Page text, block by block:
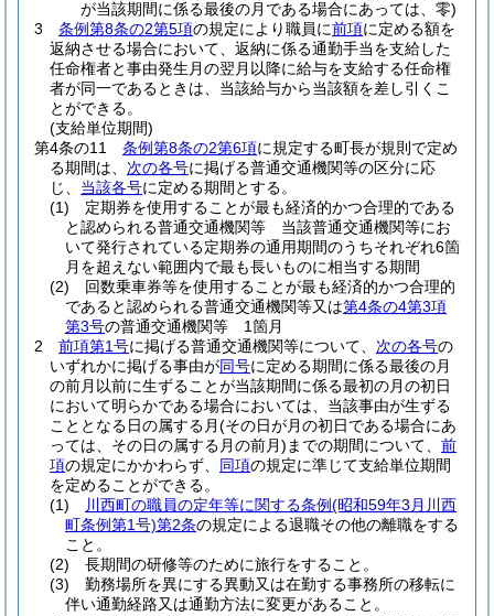
が当該期間に係る最後の月である場合にあっては、零)
3
条例第8条の2第5項の規定により職員に前項に定める額を
返納させる場合において、返納に係る通勤手当を支給した
任命権者と事由発生月の翌月以降に給与を支給する任命権
者が同一であるときは、当該給与から当該額を差し引くこ
とができる。
(支給単位期間)
第4条の11
条例第8条の2第6項に規定する町長が規則で定め
る期間は、 次の各号に掲げる普通交通機関等の区分に応
じ、 当該各号に定める期間とする。
(1)
定期券を使用することが最も経済的かつ合理的である
と認められる普通交通機関等 当該普通交通機関等にお
いて発行されている定期券の通用期間のうちそれぞれ6箇
月を超えない範囲内で最も長いものに相当する期間
(2)
回数乗車券等を使用することが最も経済的かつ合理的
であると認められる普通交通機関等又は第4条の4第3項
第3号の普通交通機関等 1箇月
2
前項第1号に掲げる普通交通機関等について、 次の各号の
いずれかに掲げる事由が同号に定める期間に係る最後の月
の前月以前に生ずることが当該期間に係る最初の月の初日
において明らかである場合においては、当該事由が生ずる
こととなる日の属する月(その日が月の初日である場合にあ
っては、その日の属する月の前月) までの期間について、 前
項の規定にかかわらず、 同項の規定に準じて支給単位期間
を定めることができる。
(1)
川西町の職員の定年等に関する条例(昭和59年3月川西
町条例第1号)第2条の規定による退職その他の離職をする
こと。
(2)
長期間の研修等のために旅行をすること。
(3)
勤務場所を異にする異動又は在勤する事務所の移転に
伴い通勤経路又は通勤方法に変更があること。